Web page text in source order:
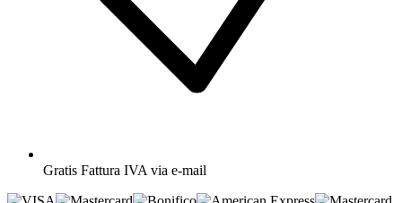
Gratis Fattura IVA via e-mail